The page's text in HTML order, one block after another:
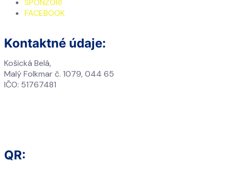
SPONZORI
FACEBOOK
Kontaktné údaje:
Košická Belá,
Malý Folkmar č. 1079, 044 65
IČO: 51767481
QR: